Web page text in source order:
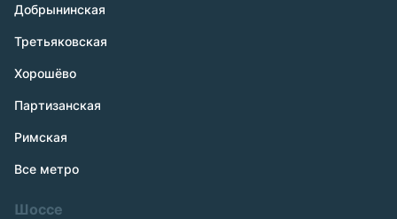
Добрынинская
Третьяковская
Хорошёво
Партизанская
Римская
Все метро
Шоссе